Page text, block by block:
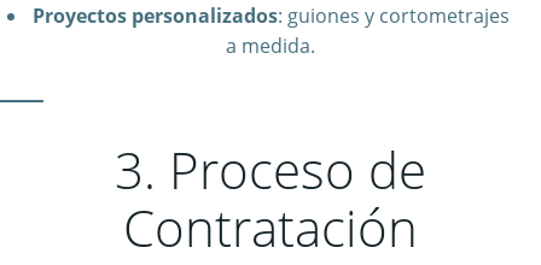
Proyectos personalizados: guiones y cortometrajes
a medida.
3. Proceso de
Contratación